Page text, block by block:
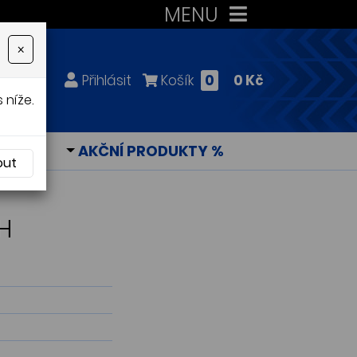
MENU
Přihlásit Košík 0 0 Kč
AKČNÍ PRODUKTY %
×
níže.